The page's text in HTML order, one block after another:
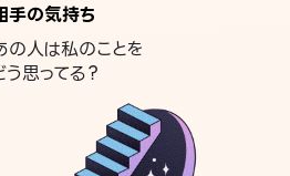
手の気持ち
の人は私のことを
う思ってる？